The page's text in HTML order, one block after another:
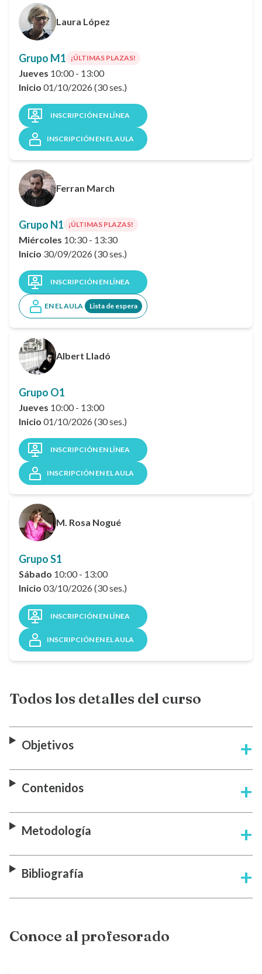
Grupo M1 ¡ÚLTIMAS PLAZAS!
Jueves 10:00 - 13:00
Inicio 01/10/2026 (30 ses.)
Laura López
INSCRIPCIÓN EN LÍNEA
INSCRIPCIÓN EN EL AULA
Grupo N1 ¡ÚLTIMAS PLAZAS!
Miércoles 10:30 - 13:30
Inicio 30/09/2026 (30 ses.)
Ferran March
INSCRIPCIÓN EN LÍNEA
EN EL AULA Lista de espera
Grupo O1
Jueves 10:00 - 13:00
Inicio 01/10/2026 (30 ses.)
Albert Lladó
INSCRIPCIÓN EN LÍNEA
INSCRIPCIÓN EN EL AULA
Grupo S1
Sábado 10:00 - 13:00
Inicio 03/10/2026 (30 ses.)
M. Rosa Nogué
INSCRIPCIÓN EN LÍNEA
INSCRIPCIÓN EN EL AULA
Todos los detalles del curso
Objetivos
Contenidos
Metodología
Bibliografía
Conoce al profesorado